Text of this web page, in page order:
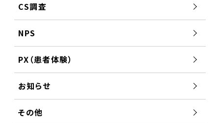
CS調査
NPS
PX（患者体験）
お知らせ
その他